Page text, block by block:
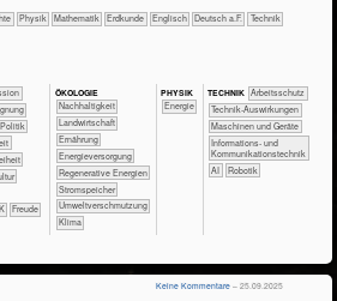
​​​​​​​Physik ​​​​​​Mathematik ​​​​​Erdkunde ​​​​Englisch ​​​Deutsch a.F.
​Technik
​​​​​​​​​Politik
Freude
ÖKO​LOGIE
​​​​​​​​​​​​​​​Nachhaltigkeit
​​​​​Landwirtschaft
​​​​Ernährung
​​​Energieversorgung
​​​Regenerative Energien
​​​Stromspeicher
​​Umweltverschmutzung
Klima
PHY​SIK
​​Energie
TECH​NIK ​​​​​​Arbeitsschutz
​​​​​​Technik-Auswirkungen
​​​​Maschinen und Geräte
​​​Informations- und
Kommunikationstechnik
​​AI
Robotik
Keine Kommentare – 25.09.2025